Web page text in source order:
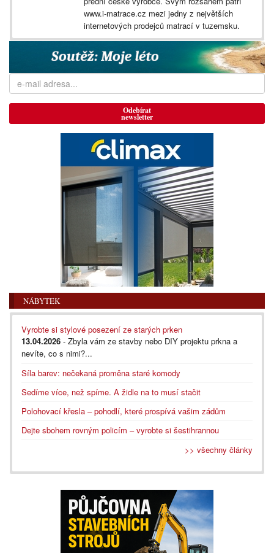
www.i-matrace.cz mezi jedny z největších
internetových prodejců matrací v tuzemsku.
Odebírat
newsletter
NÁBYTEK
Vyrobte si stylové posezení ze starých prken
13.04.2026 - Zbyla vám ze stavby nebo DIY projektu prkna a
nevíte, co s nimi?...
Síla barev: nečekaná proměna staré komody
Sedíme více, než spíme. A židle na to musí stačit
Polohovací křesla – pohodlí, které prospívá vašim zádům
Dejte sbohem rovným policím – vyrobte si šestihrannou
>> všechny články